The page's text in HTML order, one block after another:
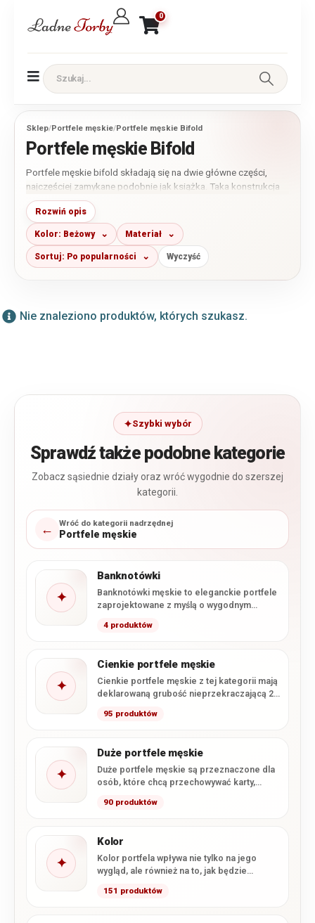
0
Sklep/Portfele męskie/Portfele męskie Bifold
Portfele męskie Bifold
Portfele męskie bifold składają się na dwie główne części,
najczęściej zamykane podobnie jak książka. Taka konstrukcja
zapewnia szybki dostęp do kart, banknotów i wewnętrznych
przegródek, a przy porównywalnym wyposażeniu jest zwykle
smuklejsza od portfela składanego na trzy części. W kategorii
znajdziesz modele pionowe i poziome, małe, średnie i duże, z
bilonówką lub bez niej.
Rozwiń opis
Kolor: Beżowy Materiał
Sortuj: Po popularności Wyczyść
Nie znaleziono produktów, których szukasz.
Szybki wybór
Sprawdź także podobne kategorie
Zobacz sąsiednie działy oraz wróć wygodnie do szerszej
kategorii.
← Wróć do kategorii nadrzędnej
Portfele męskie
✦
Banknotówki
Banknotówki męskie to eleganckie portfele
zaprojektowane z myślą o wygodnym
najważniejszych dokumentów.…
4 produktów
✦
Cienkie portfele męskie
Cienkie portfele męskie z tej kategorii mają
deklarowaną grubość nieprzekraczającą 2
95 produktów
✦
Duże portfele męskie
Duże portfele męskie są przeznaczone dla
osób, które chcą przechowywać karty,
90 produktów
✦
Kolor
Kolor portfela wpływa nie tylko na jego
wygląd, ale również na to, jak będzie
151 produktów